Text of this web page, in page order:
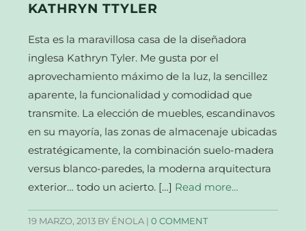
KATHRYN TTYLER
Esta es la maravillosa casa de la diseñadora
inglesa Kathryn Tyler. Me gusta por el
aprovechamiento máximo de la luz, la sencillez
aparente, la funcionalidad y comodidad que
transmite. La elección de muebles, escandinavos
en su mayoría, las zonas de almacenaje ubicadas
estratégicamente, la combinación suelo-madera
versus blanco-paredes, la moderna arquitectura
exterior… todo un acierto. […] Read more…
19 MARZO, 2013 BY ÉNOLA |0 COMMENT